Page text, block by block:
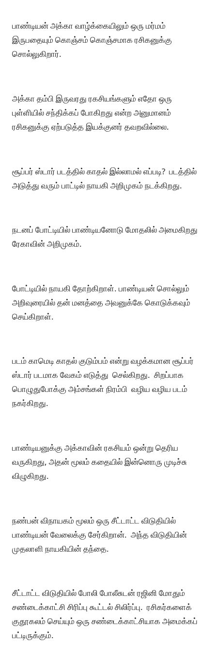
பாண்டியன் அக்கா வாழ்க்கையிலும் ஒரு மர்மம்
இருபதையும் கொஞ்சம் கொஞ்சமாக ரசிகனுக்கு
சொல்லுகிறார்.
அக்கா தம்பி இருவரது ரகசியங்களும் எதோ ஒரு
புள்ளியில் சந்திக்கப் போகிறது என்ற அனுமானம்
ரசிகனுக்கு ஏற்படுத்த இயக்குனர் தவறவில்லை.
சூப்பர் ஸ்டார் படத்தில் காதல் இல்லாமல் எப்படி? படத்தில்
அடுத்து வரும் பாட்டில் நாயகி அறிமுகம் நடக்கிறது.
நடனப் போட்டியில் பாண்டியனோடு மோதலில் அமைகிறது
ரேகாவின் அறிமுகம்.
போட்டியில் நாயகி தோற்கிறாள். பாண்டியன் சொல்லும்
அறிவுரையில் தன் மனத்தை அவனுக்கே கொடுக்கவும்
செய்கிறாள்.
படம் காமெடி காதல் குடும்பம் என்று வழக்கமான சூப்பர்
ஸ்டார் படமாக வேகம் எடுத்து செல்கிறது. சிறப்பாக
பொழுதுபோக்கு அம்சங்கள் நிரம்பி வழிய வழிய படம்
நகர்கிறது.
பாண்டியனுக்கு அக்காவின் ரகசியம் ஒன்று தெரிய
வருகிறது, அதன் மூலம் கதையில் இன்னொரு முடிச்சு
விழுகிறது.
நண்பன் விநாயகம் மூலம் ஒரு சீட்டாட்ட விடுதியில்
பாண்டியன் வேலைக்கு சேர்கிறான். அந்த விடுதியின்
முதலாளி நாயகியின் தந்தை.
சீட்டாட்ட விடுதியில் போலி போலீசுடன் ரஜினி மோதும்
சண்டைக்காட்சி சிரிப்பு கூட்டல் சிலிர்ப்பு. ரசிகர்களைக்
குதூகலம் செய்யும் ஒரு சண்டைக்காட்சியாக அமைக்கப்
பட்டிருக்கும்.